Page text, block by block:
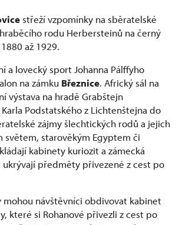
střeží vzpomínky na sběratelské
rodu Herbersteinů na černý
až 1929.
a lovecký sport Johanna Pálffyho
na zámku Březnice. Africký sál na
výstava na hradě Grabštejn
Podstatského z Lichtenštejna do
zájmy šlechtických rodů a jejich
světem, starověkým Egyptem či
kabinety kuriozit a zámecká
ukrývají předměty přivezené z cest po
mohou návštěvníci obdivovat kabinet
které si Rohanové přivezli z cest po